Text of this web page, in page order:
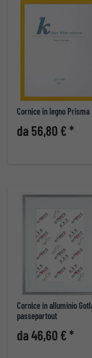
Cornice in legno Prisma
da 56,80 € *
Cornice in alluminio
passepartout
da 46,60 € *